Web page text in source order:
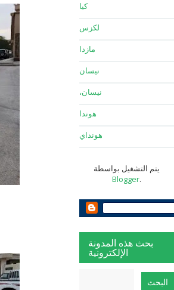
كيا
لكزس
مازدا
نيسان
نيسان،
هوندا
هونداي
يتم التشغيل بواسطة
Blogger.
بحث هذه المدونة
الإلكترونية